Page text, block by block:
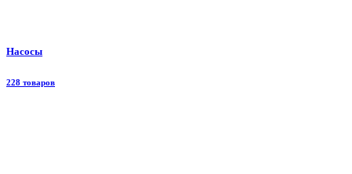
Насосы
228 товаров